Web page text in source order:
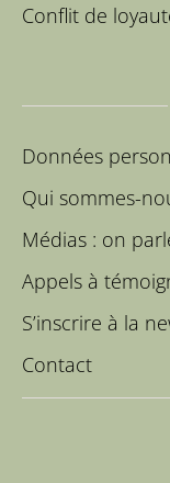
Conflit de
Données
Qui sommes-
Médias : on
Appels à
S’inscrire à la
Contact